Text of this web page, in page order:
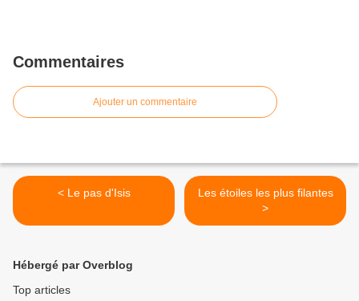
Commentaires
Ajouter un commentaire
< Le pas d'Isis
Les étoiles les plus filantes
>
Hébergé par Overblog
Top articles